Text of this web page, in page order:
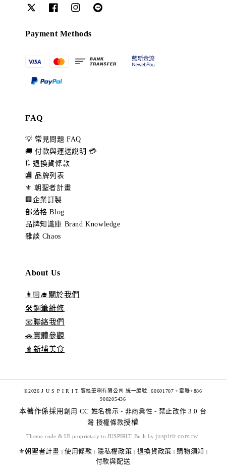
Payment Methods
FAQ
💡 常見問題 FAQ
🚚 付款與運送說明 💳
🔃 退換貨條款
🏬 品牌列表
⚜️ 朝聖者計畫
🏢企業訂製
部落格 Blog
品牌知識庫 Brand Knowledge
雜談 Chaos
About Us
👩🏻‍🎓關於我們
🛠️鋼筆維修
📧聯絡我們
🚗實體參觀
🧋新埔美食
©2026 J U S P I R I T 賈絲筆咧有限公司 統一編號: 60601707。電聯+886
900205436
本著作係採用 創用 CC 姓名標示 - 非商業性 - 禁止改作 3.0 台
灣 授權條款授權
Theme code & UI proprietary to JUSPIRIT. Built by juspirit.com.tw
⚜️朝聖者計畫 | 使用條款 | 隱私權政策 | 退換貨政策 | 購物須知 |
付款與配送